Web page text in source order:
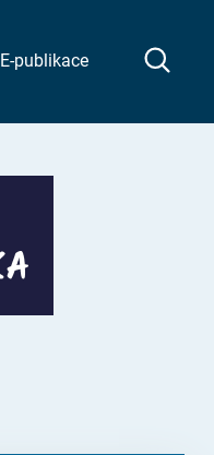
E-publikace